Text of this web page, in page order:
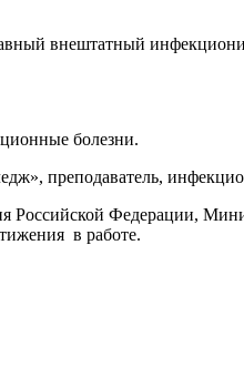
внештатный
болезни.
преподаватель,
Российской Федерации,
в работе.